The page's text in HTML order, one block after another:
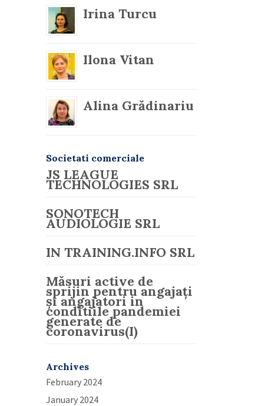
Irina Turcu
Ilona Vitan
Alina Grădinariu
Societati comerciale
JS LEAGUE
TECHNOLOGIES SRL
SONOTECH
AUDIOLOGIE SRL
IN TRAINING.INFO SRL
Măsuri active de
sprijin pentru angajați
și angajatori in
conditiile pandemiei
generate de
coronavirus(I)
Archives
February 2024
January 2024